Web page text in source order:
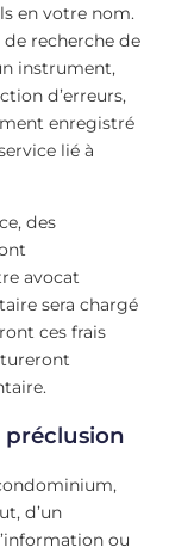
en votre nom.
recherche de
instrument,
d’erreurs,
enregistré
lié à
des
avocat
sera chargé
ces frais
préclusion
d’un
ou